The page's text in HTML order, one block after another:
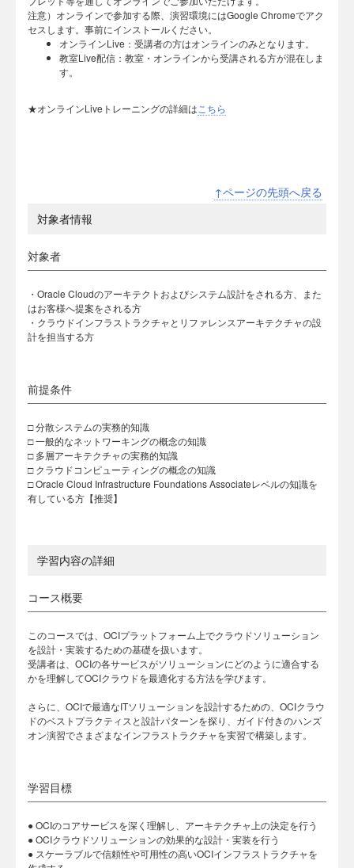
注意）オンラインで参加する際、演習環境にはGoogle Chromeでアク
セスします。事前にインストールください。
オンラインLive：受講者の方はオンラインのみとなります。
教室Live配信：教室・オンラインから受講される方が混在しま
す。
★オンラインLiveトレーニングの詳細は こちら
↑ページの先頭へ戻る
対象者情報
対象者
・Oracle Cloudのアーキテクトおよびシステム設計をされる方、また
はお客様へ提案をされる方
・クラウドインフラストラクチャとリファレンスアーキテクチャの設
計を担当する方
前提条件
□ 分散システムの実務的知識
□ 一般的なネットワーキングの概念の知識
□ 多層アーキテクチャの実務的知識
□ クラウドコンピューティングの概念の知識
□ Oracle Cloud Infrastructure Foundations Associateレベルの知識を
有している方【推奨】
学習内容の詳細
コース概要
このコースでは、OCIプラットフォーム上でクラウドソリューション
を設計・実装するための基礎を扱います。
受講者は、OCIの各サービスがソリューションにどのように適合する
かを理解してOCIクラウドを最適化する方法を学びます。
さらに、OCIで最適なITソリューションを設計するための、OCIクラウ
ドのベストプラクティスと設計パターンを探り、ガイド付きのハンズ
オン演習でさまざまなインフラストラクチャを実習で構築します。
学習目標
● OCIのコアサービスを深く理解し、アーキテクチャ上の決定を行う
● OCIクラウドソリューションの効果的な設計・実装を行う
● スケーラブルで信頼性や可用性の高いOCIインフラストラクチャを